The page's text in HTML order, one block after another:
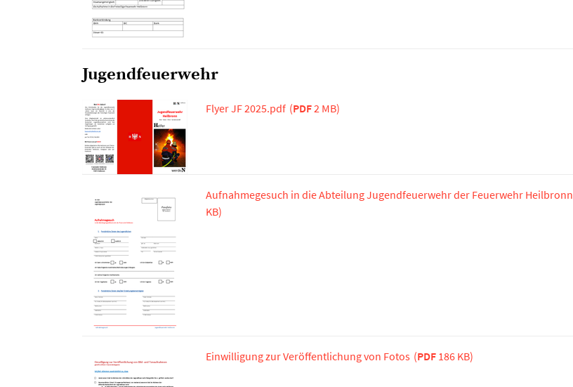
Jugendfeuerwehr
Flyer JF 2025.pdf (PDF2 MB)
Aufnahmegesuch in die Abteilung Jugendfeuerwehr der Feuerwehr Heilbronn
KB)
Einwilligung zur Veröffentlichung von Fotos (PDF 186 KB)